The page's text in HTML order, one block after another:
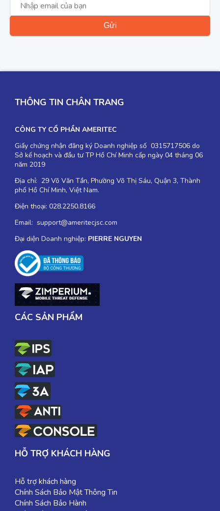
THÔNG TIN CHÂN TRANG
CÔNG TY CỔ PHẦN AMERITEC
Giấy chứng nhận đăng ký Doanh nghiệp số 0315717506 do
Sở kế hoạch và đầu tư TP Hồ Chí Minh cấp ngày 04 tháng 06
năm 2019
Địa chỉ: 29 Võ Văn Tần, Phường Võ Thị Sáu, Quận 3, Thành
phố Hồ Chí Minh, Việt Nam.
Điện thoại: 028.2250.8166
Email: support@ameritecjsc.com
Đại diện Doanh nghiệp: PIERRE NGUYEN
CÁC SẢN PHẨM
HỖ TRỢ KHÁCH HÀNG
Hỗ trợ khách hàng
Chính Sách Bảo Mật Thông Tin
Chính Sách Bảo Hành